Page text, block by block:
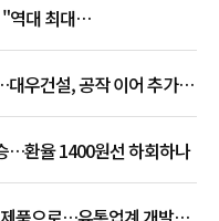
역대 최대
우건설, 공작 이어 추가
…환율 1400원선 하회하나